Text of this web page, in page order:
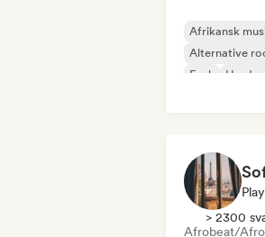
Afrikansk
Alternative
Funk
> 2300
Afrobeat/